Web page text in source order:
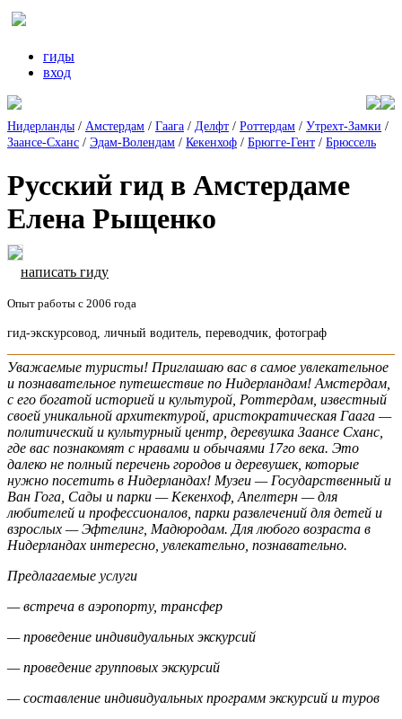
гиды
вход
Нидерланды / Амстердам / Гаага / Делфт / Роттердам / Утрехт-Замки /
Заансе-Сханс / Эдам-Волендам / Кекенхоф / Брюгге-Гент / Брюссель
Русский гид в Амстердаме
Елена Рыщенко
написать гиду
Опыт работы с 2006 года
гид-экскурсовод, личный водитель, переводчик, фотограф
Уважаемые туристы! Приглашаю вас в самое увлекательное
и познавательное путешествие по Нидерландам! Амстердам,
с его богатой историей и культурой, Роттердам, известный
своей уникальной архитектурой, аристократическая Гаага —
политический и культурный центр, деревушка Заансе Сханс,
где вас познакомят с нравами и обычаями 17го века. Это
далеко не полный перечень городов и деревушек, которые
нужно посетить в Нидерландах! Музеи — Государственный и
Ван Гога, Сады и парки — Кекенхоф, Апелтерн — для
любителей и профессионалов, парки развлечений для детей и
взрослых — Эфтелинг, Мадюродам. Для любого возраста в
Нидерландах интересно, увлекательно, познавательно.
Предлагаемые услуги
— встреча в аэропорту, трансфер
— проведение индивидуальных экскурсий
— проведение групповых экскурсий
— составление индивидуальных программ экскурсий и туров